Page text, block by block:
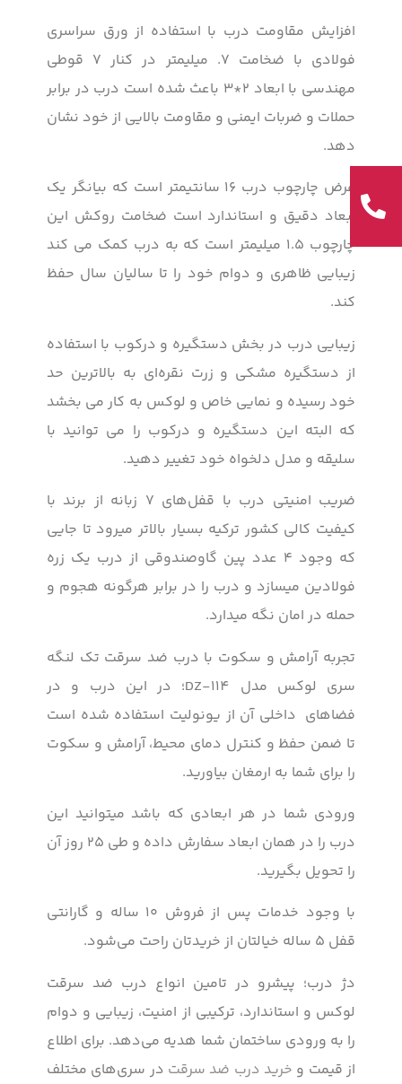
افزایش مقاومت درب با استفاده از ورق سراسری
فولادی با ضخامت ۷. میلیمتر در کنار ۷ قوطی
مهندسی با ابعاد ۲*۳ باعث شده است درب در برابر
حملات و ضربات ایمنی و مقاومت بالایی از خود نشان
دهد.
عرض چارچوب درب ۱۶ سانتیمتر است که بیانگر یک
ابعاد دقیق و استاندارد است ضخامت روکش این
چارچوب ۱.۵ میلیمتر است که به درب کمک می کند
زیبایی ظاهری و دوام خود را تا سالیان سال حفظ
کند.
زیبایی درب در بخش دستگیره و درکوب با استفاده
از دستگیره مشکی و زرت نقره‌ای به بالاترین حد
خود رسیده و نمایی خاص و لوکس به کار می بخشد
که البته این دستگیره و درکوب را می توانید با
سلیقه و مدل دلخواه خود تغییر دهید.
ضریب امنیتی درب با قفل‌های ۷ زبانه از برند با
کیفیت کالی کشور ترکیه بسیار بالاتر میرود تا جایی
که وجود ۴ عدد پین گاوصندوقی از درب یک زره
فولادین میسازد و درب را در برابر هرگونه هجوم و
حمله در امان نگه میدارد.
تجربه آرامش و سکوت با درب ضد سرقت تک لنگه
سری لوکس مدل DZ-114؛ در این درب و در
فضاهای داخلی آن از یونولیت استفاده شده است
تا ضمن حفظ و کنترل دمای محیط، آرامش و سکوت
را برای شما به ارمغان بیاورید.
ورودی شما در هر ابعادی که باشد میتوانید این
درب را در همان ابعاد سفارش داده و طی ۲۵ روز آن
را تحویل بگیرید.
با وجود خدمات پس از فروش ۱۰ ساله و گارانتی
قفل ۵ ساله خیالتان از خریدتان راحت می‌شود.
دژ درب؛ پیشرو در تامین انواع درب ضد سرقت
لوکس و استاندارد، ترکیبی از امنیت، زیبایی و دوام
را به ورودی ساختمان شما هدیه می‌دهد. برای اطلاع
از قیمت و خرید درب ضد سرقت در سری‌های مختلف